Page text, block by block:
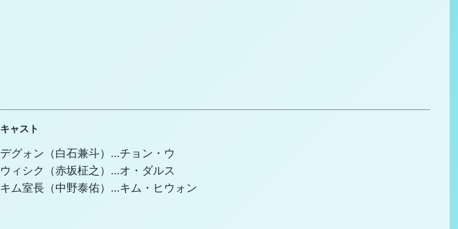
キャスト
デグォン（白石兼斗）…チョン・ウ
ウィシク（赤坂柾之）…オ・ダルス
キム室長（中野泰佑）…キム・ヒウォン